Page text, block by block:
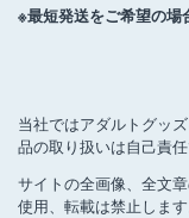
※最短発送をご希望の場
当社ではアダルトグッ
品の取り扱いは自己責任
サイトの全画像、全文
使用、転載は禁止しま